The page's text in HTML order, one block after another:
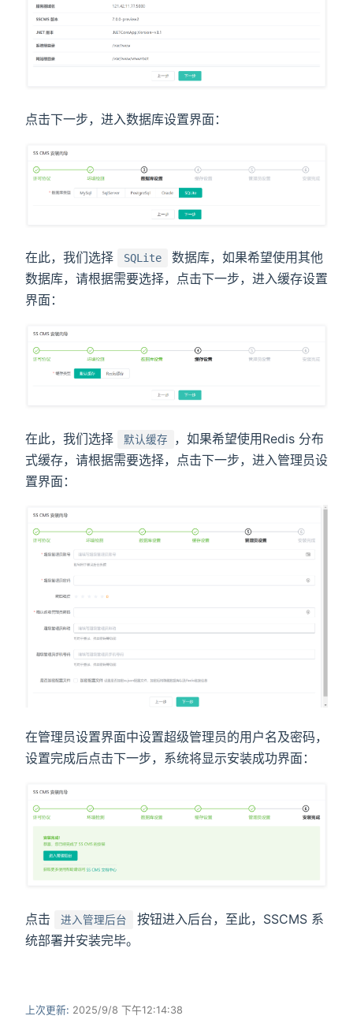
点击下一步，进入数据库设置界面：
在此，我们选择 SQLite
数据库，如果希望使用其他
数据库，请根据需要选择，点击下一步，进入缓存设置
界面：
在此，我们选择 默认缓存
，如果希望使用Redis 分布
式缓存，请根据需要选择，点击下一步，进入管理员设
置界面：
在管理员设置界面中设置超级管理员的用户名及密码，
设置完成后点击下一步，系统将显示安装成功界面：
点击 进入管理后台
按钮进入后台，至此，SSCMS 系
统部署并安装完毕。
上次更新: 2025/9/8 下午12:14:38